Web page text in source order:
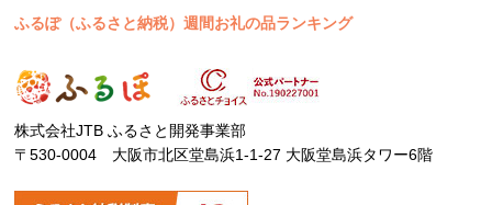
ふるぽ（ふるさと納税）週間お礼の品ランキング
株式会社JTB ふるさと開発事業部
〒530-0004 大阪市北区堂島浜1-1-27 大阪堂島浜タワー6階